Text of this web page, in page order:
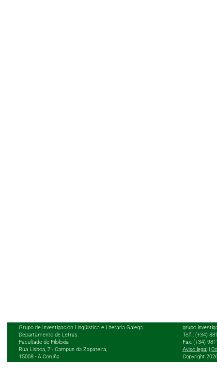
Grupo de Investigación Lingüística e Literaria Galega
Departamento de Letras.
Facultade de Filoloxía
Rúa Lisboa, 7 - Campus da Zapateira,
15008 - A Coruña
Telf.: (+34)
Fax: (+34)
Aviso legal
Copyright